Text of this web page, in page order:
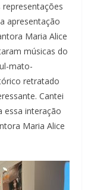
apresentação
Maria Alice
músicas do
mato-
retratado
Cantei
essa interação
Maria Alice